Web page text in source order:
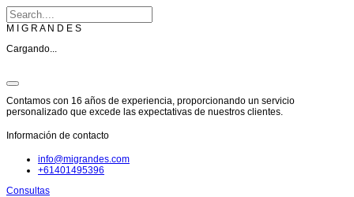
M G R A N D E S
Cargando...
Contamos con 16 años de experiencia, proporcionando un servicio
personalizado que excede las expectativas de nuestros clientes.
Información de contacto
info@migrandes.com
+61401495396
Consultas